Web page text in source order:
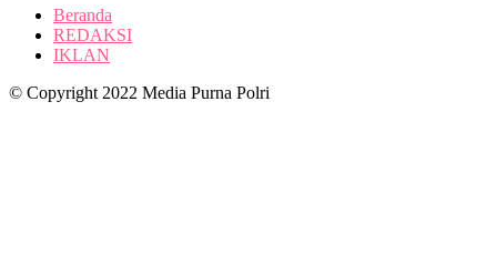
Beranda
REDAKSI
IKLAN
© Copyright 2022 Media Purna Polri